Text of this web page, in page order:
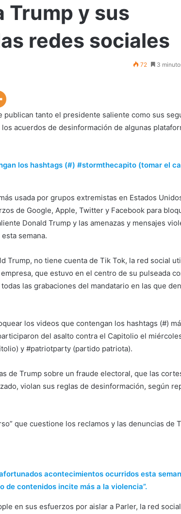
Trump y sus
redes sociales
72 3
publican tanto el presidente saliente como sus
acuerdos de desinformación de algunas
los hashtags (#) #stormthecapito (tomar el
usada por grupos extremistas en Estados
de Google, Apple, Twitter y Facebook para
Donald Trump y las amenazas y mensajes
semana.
Trump, no tiene cuenta de Tik Tok, la red social
que estuvo en el centro de su pulseada
las grabaciones del mandatario en las que
los videos que contengan los hashtags (#)
del asalto contra el Capitolio el
y #patriotparty (partido patriota).
de Trump sobre un fraude electoral, que las
violan sus reglas de desinformación, según
que cuestione los reclamos y las denuncias de
acontecimientos ocurridos esta
de contenidos incite más a la violencia”.
en sus esfuerzos por aislar a Parler, la red